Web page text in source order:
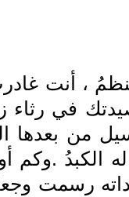
، أنت
في رثاء
من بعدها
الكبدُ .وكم
رسمت